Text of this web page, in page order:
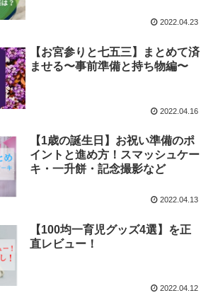
2022.04.23
【お宮参りと七五三】まとめて済
ませる〜事前準備と持ち物編〜
2022.04.16
【1歳の誕生日】お祝い準備のポ
イントと進め方！スマッシュケー
キ・一升餅・記念撮影など
2022.04.13
【100均一育児グッズ4選】を正
直レビュー！
2022.04.12